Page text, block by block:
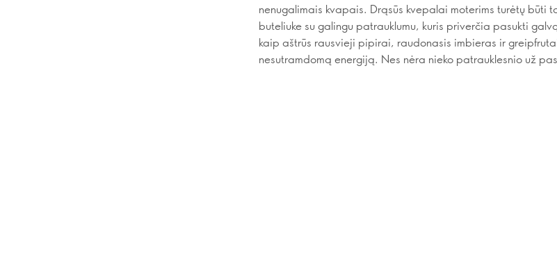
nenugalimais kvapais. Drąsūs kvepalai moterims turėtų būti
buteliuke su galingu patrauklumu, kuris priverčia pasukti
kaip aštrūs rausvieji pipirai, raudonasis imbieras ir
nesutramdomą energiją. Nes nėra nieko patrauklesnio už